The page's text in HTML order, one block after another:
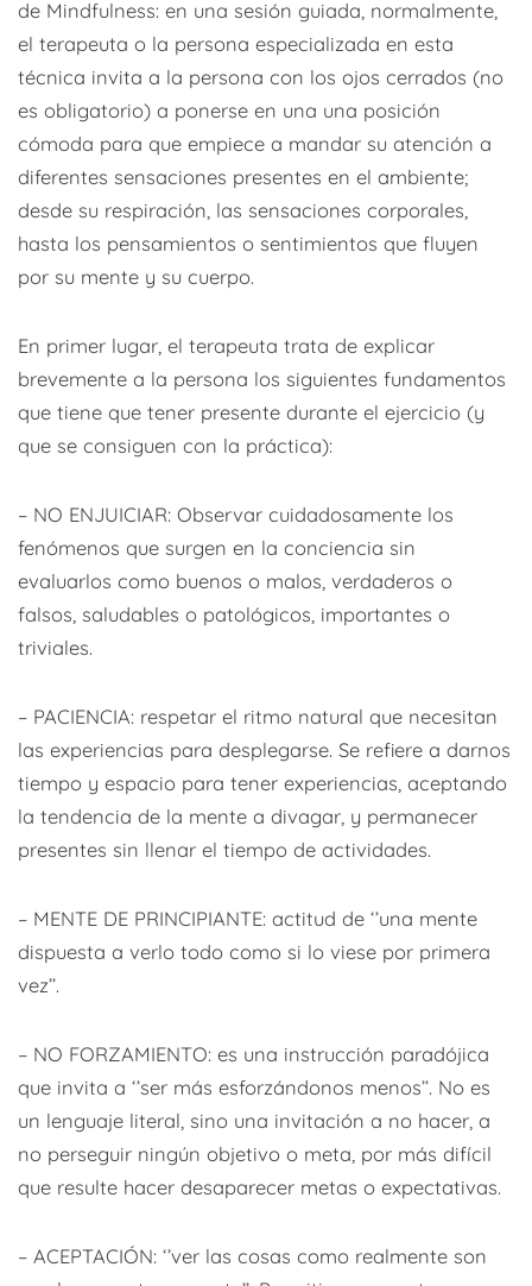
de Mindfulness: en una sesión guiada, normalmente,
el terapeuta o la persona especializada en esta
técnica invita a la persona con los ojos cerrados (no
es obligatorio) a ponerse en una una posición
cómoda para que empiece a mandar su atención a
diferentes sensaciones presentes en el ambiente;
desde su respiración, las sensaciones corporales,
hasta los pensamientos o sentimientos que fluyen
por su mente y su cuerpo.
En primer lugar, el terapeuta trata de explicar
brevemente a la persona los siguientes fundamentos
que tiene que tener presente durante el ejercicio (y
que se consiguen con la práctica):
– NO ENJUICIAR: Observar cuidadosamente los
fenómenos que surgen en la conciencia sin
evaluarlos como buenos o malos, verdaderos o
falsos, saludables o patológicos, importantes o
triviales.
– PACIENCIA: respetar el ritmo natural que necesitan
las experiencias para desplegarse. Se refiere a darnos
tiempo y espacio para tener experiencias, aceptando
la tendencia de la mente a divagar, y permanecer
presentes sin llenar el tiempo de actividades.
– MENTE DE PRINCIPIANTE: actitud de ‘’una mente
dispuesta a verlo todo como si lo viese por primera
vez’’.
– NO FORZAMIENTO: es una instrucción paradójica
que invita a ‘’ser más esforzándonos menos’’. No es
un lenguaje literal, sino una invitación a no hacer, a
no perseguir ningún objetivo o meta, por más difícil
que resulte hacer desaparecer metas o expectativas.
– ACEPTACIÓN: ‘’ver las cosas como realmente son